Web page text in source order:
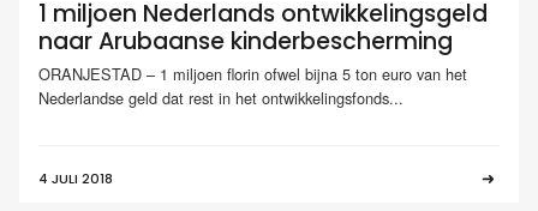
1 miljoen Nederlands ontwikkelingsgeld
naar Arubaanse kinderbescherming
ORANJESTAD – 1 miljoen florin ofwel bijna 5 ton euro van het
Nederlandse geld dat rest in het ontwikkelingsfonds...
4 JULI 2018